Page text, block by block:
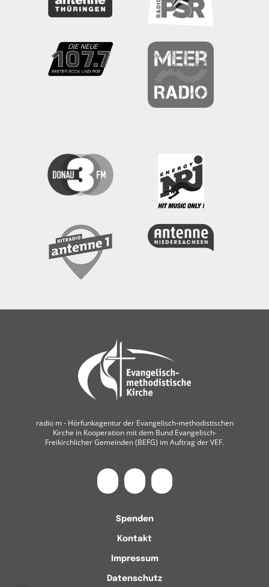
radio m ‐ Hörfunkagentur der Evangelisch-methodistischen
Kirche in Kooperation mit dem Bund Evangelisch-
Freikirchlicher Gemeinden (BEFG) im Auftrag der VEF.
Spenden
Kontakt
Impressum
Datenschutz